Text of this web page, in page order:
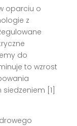
oparciu o
z
do
to wzrost
siedzeniem [1]